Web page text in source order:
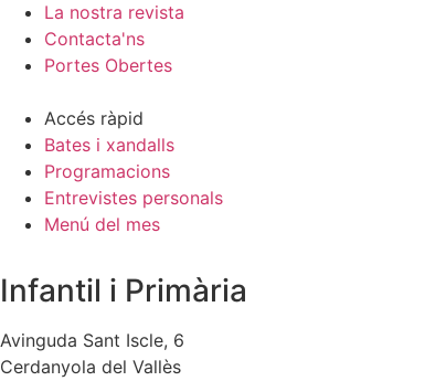
La nostra revista
Contacta'ns
Portes Obertes
Accés ràpid
Bates i xandalls
Programacions
Entrevistes personals
Menú del mes
Infantil i Primària
Avinguda Sant Iscle, 6
Cerdanyola del Vallès